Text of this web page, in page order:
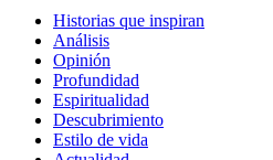
Historias que inspiran
Análisis
Opinión
Profundidad
Espiritualidad
Descubrimiento
Estilo de vida